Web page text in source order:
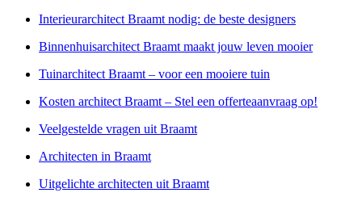
Interieurarchitect Braamt nodig: de beste designers
Binnenhuisarchitect Braamt maakt jouw leven mooier
Tuinarchitect Braamt – voor een mooiere tuin
Kosten architect Braamt – Stel een offerteaanvraag op!
Veelgestelde vragen uit Braamt
Architecten in Braamt
Uitgelichte architecten uit Braamt